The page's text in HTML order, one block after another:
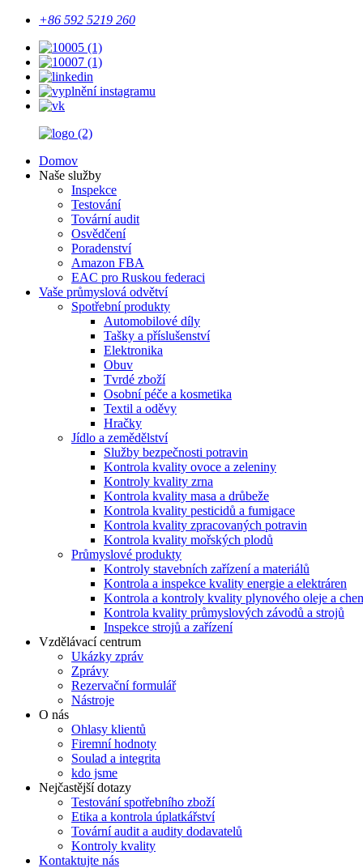
+86 592 5219 260
Domov
Naše služby
Inspekce
Testování
Tovární audit
Osvědčení
Poradenství
Amazon FBA
EAC pro Ruskou federaci
Vaše průmyslová odvětví
Spotřební produkty
Automobilové díly
Tašky a příslušenství
Elektronika
Obuv
Tvrdé zboží
Osobní péče a kosmetika
Textil a oděvy
Hračky
Jídlo a zemědělství
Služby bezpečnosti potravin
Kontrola kvality ovoce a zeleniny
Kontroly kvality zrna
Kontrola kvality masa a drůbeže
Kontrola kvality pesticidů a fumigace
Kontrola kvality zpracovaných potravin
Kontrola kvality mořských plodů
Průmyslové produkty
Kontroly stavebních zařízení a materiálů
Kontrola a inspekce kvality energie a elektráren
Kontrola a kontroly kvality plynového oleje a
Kontrola kvality průmyslových závodů a strojů
Inspekce strojů a zařízení
Vzdělávací centrum
Ukázky zpráv
Zprávy
Rezervační formulář
Nástroje
O nás
Ohlasy klientů
Firemní hodnoty
Soulad a integrita
kdo jsme
Nejčastější dotazy
Testování spotřebního zboží
Etika a kontrola úplatkářství
Tovární audit a audity dodavatelů
Kontroly kvality
Kontaktujte nás